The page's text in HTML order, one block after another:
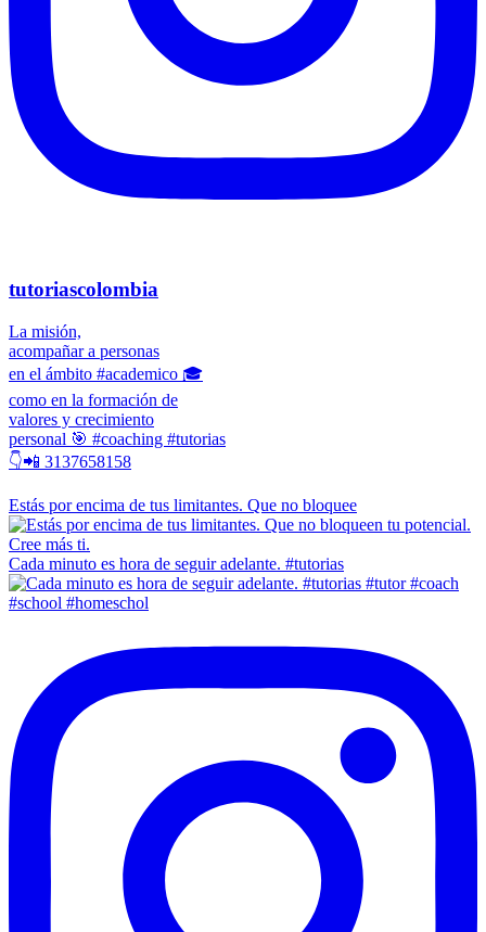
tutoriascolombia
La misión,
acompañar a personas
en el ámbito #academico 🎓
como en la formación de
valores y crecimiento
personal 🎯 #coaching #tutorias
👇📲 3137658158
Estás por encima de tus limitantes. Que no bloquee
Cada minuto es hora de seguir adelante. #tutorias